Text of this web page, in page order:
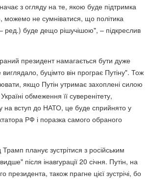
з огляду на те, якою буде підтримка
не сумніватися, що політика
– ред.) буде дещо рішучішою", – підкреслив
президент намагається бути дуже
буцімто він програє Путіну". Тож
якщо Путін утримає захоплені силою
обмеження її суверенітету,
на вступ до НАТО, це буде сприйнято у
РФ і поразка самого обраного
планує зустрітися з російським
після інавгурації 20 січня. Путін, на
президента, також прагне цієї зустрічі, бо